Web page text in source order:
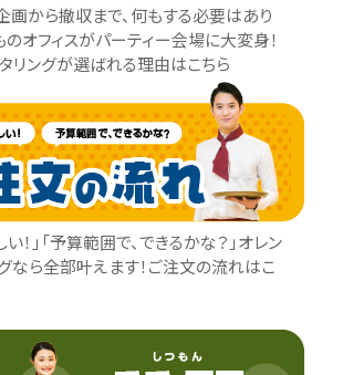
画から撤収まで、何もする必要はあり
のオフィスがパーティー会場に大変身！
リングが選ばれる理由はこちら
！」「予算範囲で、できるかな？」オレン
なら全部叶えます！ご注文の流れはこ